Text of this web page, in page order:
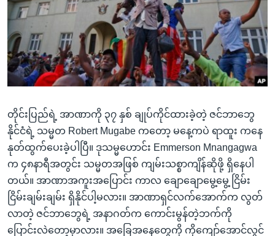
ညွန်း
စာမျက်နှာ
သို့
ကျော်
ရန်
ရှာဖွေ
ရန်
နေရာ
သို့
ကျော်
ရန်
သုတပဒေသာ အင်္ဂလိပ်စာ
Learning English
ဗွီအိုအေ လူမှုကွန်ယက်များ
ဘာသာစကားများ
တိုင်းပြည်ရဲ့ အာဏာကို ၃၇ နှစ် ချုပ်ကိုင်ထားခဲ့တဲ့ ဇင်ဘာဘွေ
နိုင်ငံရဲ့ သမ္မတ Robert Mugabe ကတော့ မနေ့ကပဲ ရာထူး ကနေ
နုတ်ထွက်ပေးခဲ့ပါပြီ။ ဒုသမ္မဟောင်း Emmerson Mnangagwa
က ၄၈နာရီအတွင်း သမ္မတအဖြစ် ကျမ်းသစ္စာကျိန်ဆိုဖို့ ရှိနေပါ
တယ်။ အာဏာအကူးအပြောင်း ကာလ ချောချောမွေ့မွေ့ ငြိမ်း
ငြိမ်းချမ်းချမ်း ရှိနိုင်ပါ့မလား။ အာဏာရှင်လက်အောက်က လွတ်
လာတဲ့ ဇင်ဘာဘွေရဲ့ အနာဂတ်က ကောင်းမွန်တဲ့ဘက်ကို
ပြောင်းလဲတော့မှာလား။ အခြေအနေတွေကို ကိုကျော်အောင်လွင်